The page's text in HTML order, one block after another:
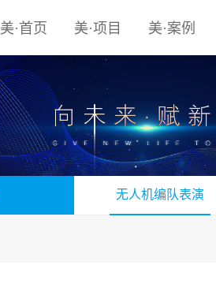
美·首页 美·项目 美·案例
无人机编队表演